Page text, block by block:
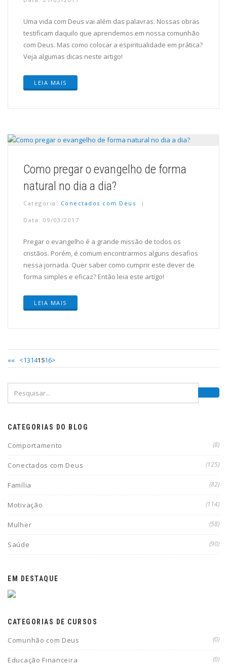
Uma vida com Deus vai além das palavras. Nossas obras
testificam daquilo que aprendemos em nossa comunhão
com Deus. Mas como colocar a espiritualidade em prática?
Veja algumas dicas neste artigo!
LEIA MAIS
Como pregar o evangelho de forma
natural no dia a dia?
Categoria: Conectados com Deus
Data: 09/03/2017
Pregar o evangelho é a grande missão de todos os
cristãos. Porém, é comum encontrarmos alguns desafios
nessa jornada. Quer saber como cumprir este dever de
forma simples e eficaz? Então leia este artigo!
LEIA MAIS
«« <13141516>
CATEGORIAS DO BLOG
Comportamento (8)
Conectados com Deus (125)
Família (82)
Motivação (114)
Mulher (58)
Saúde (90)
EM DESTAQUE
CATEGORIAS DE CURSOS
Comunhão com Deus (0)
Educação Financeira (0)